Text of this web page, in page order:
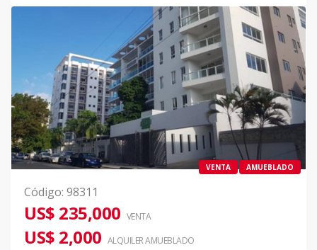
VENTA AMUEBLADO
Código: 98311
US$ 235,000 VENTA
US$ 2,000 ALQUILERAMUEBLADO